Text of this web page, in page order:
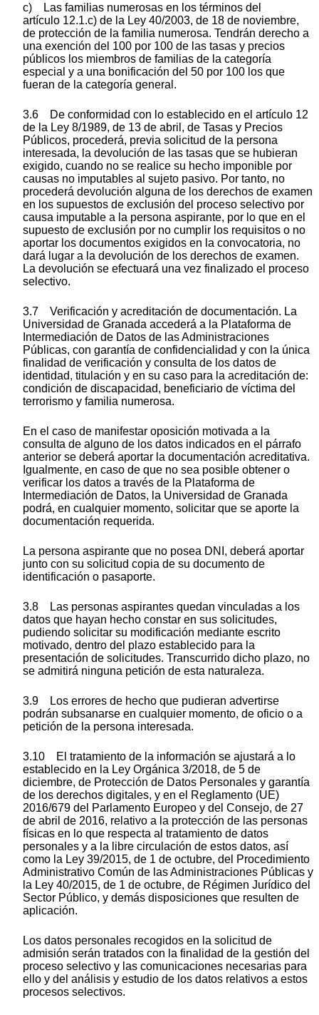
c) Las familias numerosas en los términos del
artículo 12.1.c) de la Ley 40/2003, de 18 de noviembre,
de protección de la familia numerosa. Tendrán derecho a
una exención del 100 por 100 de las tasas y precios
públicos los miembros de familias de la categoría
especial y a una bonificación del 50 por 100 los que
fueran de la categoría general.
3.6 De conformidad con lo establecido en el artículo 12
de la Ley 8/1989, de 13 de abril, de Tasas y Precios
Públicos, procederá, previa solicitud de la persona
interesada, la devolución de las tasas que se hubieran
exigido, cuando no se realice su hecho imponible por
causas no imputables al sujeto pasivo. Por tanto, no
procederá devolución alguna de los derechos de examen
en los supuestos de exclusión del proceso selectivo por
causa imputable a la persona aspirante, por lo que en el
supuesto de exclusión por no cumplir los requisitos o no
aportar los documentos exigidos en la convocatoria, no
dará lugar a la devolución de los derechos de examen.
La devolución se efectuará una vez finalizado el proceso
selectivo.
3.7 Verificación y acreditación de documentación. La
Universidad de Granada accederá a la Plataforma de
Intermediación de Datos de las Administraciones
Públicas, con garantía de confidencialidad y con la única
finalidad de verificación y consulta de los datos de
identidad, titulación y en su caso para la acreditación de:
condición de discapacidad, beneficiario de víctima del
terrorismo y familia numerosa.
En el caso de manifestar oposición motivada a la
consulta de alguno de los datos indicados en el párrafo
anterior se deberá aportar la documentación acreditativa.
Igualmente, en caso de que no sea posible obtener o
verificar los datos a través de la Plataforma de
Intermediación de Datos, la Universidad de Granada
podrá, en cualquier momento, solicitar que se aporte la
documentación requerida.
La persona aspirante que no posea DNI, deberá aportar
junto con su solicitud copia de su documento de
identificación o pasaporte.
3.8 Las personas aspirantes quedan vinculadas a los
datos que hayan hecho constar en sus solicitudes,
pudiendo solicitar su modificación mediante escrito
motivado, dentro del plazo establecido para la
presentación de solicitudes. Transcurrido dicho plazo, no
se admitirá ninguna petición de esta naturaleza.
3.9 Los errores de hecho que pudieran advertirse
podrán subsanarse en cualquier momento, de oficio o a
petición de la persona interesada.
3.10 El tratamiento de la información se ajustará a lo
establecido en la Ley Orgánica 3/2018, de 5 de
diciembre, de Protección de Datos Personales y garantía
de los derechos digitales, y en el Reglamento (UE)
2016/679 del Parlamento Europeo y del Consejo, de 27
de abril de 2016, relativo a la protección de las personas
físicas en lo que respecta al tratamiento de datos
personales y a la libre circulación de estos datos, así
como la Ley 39/2015, de 1 de octubre, del Procedimiento
Administrativo Común de las Administraciones Públicas y
la Ley 40/2015, de 1 de octubre, de Régimen Jurídico del
Sector Público, y demás disposiciones que resulten de
aplicación.
Los datos personales recogidos en la solicitud de
admisión serán tratados con la finalidad de la gestión del
proceso selectivo y las comunicaciones necesarias para
ello y del análisis y estudio de los datos relativos a estos
procesos selectivos.